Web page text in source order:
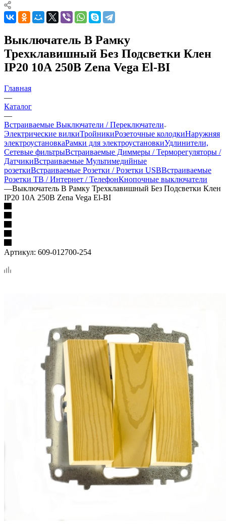
Выключатель В Рамку
Трехклавишный Без Подсветки Клен
IP20 10А 250В Zena Vega El-BI
Главная
—
Каталог
—
Встраиваемые Выключатели / Переключатели
Электрические вилкиТройникиРозеточные колодкиНаружняя
электроустановкаРамки для электроустановкиУдлинители,
Сетевые фильтрыВстраиваемые Диммеры / Терморегуляторы /
ДатчикиВстраиваемые Мультимедийные
розеткиВстраиваемые Розетки / Розетки USBВстраиваемые
Розетки ТВ / Интернет / ТелефонКнопочные выключатели
—Выключатель В Рамку Трехклавишный Без Подсветки Клен
IP20 10А 250В Zena Vega El-BI
Артикул: 609-012700-254